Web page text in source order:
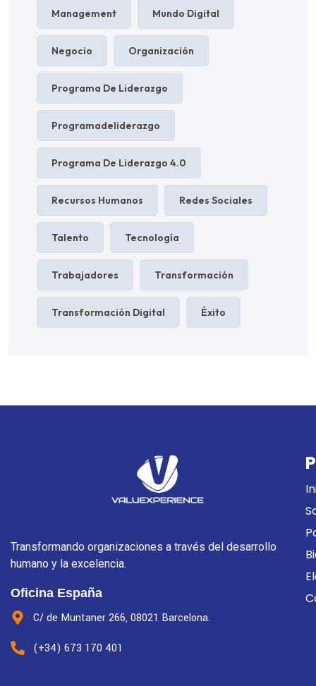
Management Mundo Digital
Negocio Organización
Programa De Liderazgo
Programadeliderazgo
Programa De Liderazgo 4.0
Recursos Humanos Redes Sociales
Talento Tecnología
Trabajadores Transformación
Transformación Digital Éxito
Transformando organizaciones a través del desarrollo
humano y la excelencia.
Oficina España
C/ de Muntaner 266, 08021 Barcelona.
(+34) 673 170 401